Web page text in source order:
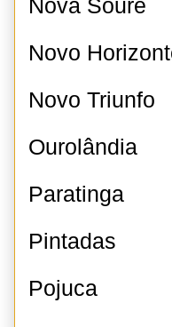
Nova Soure
Novo
Novo Triunfo
Ourolândia
Paratinga
Pintadas
Pojuca